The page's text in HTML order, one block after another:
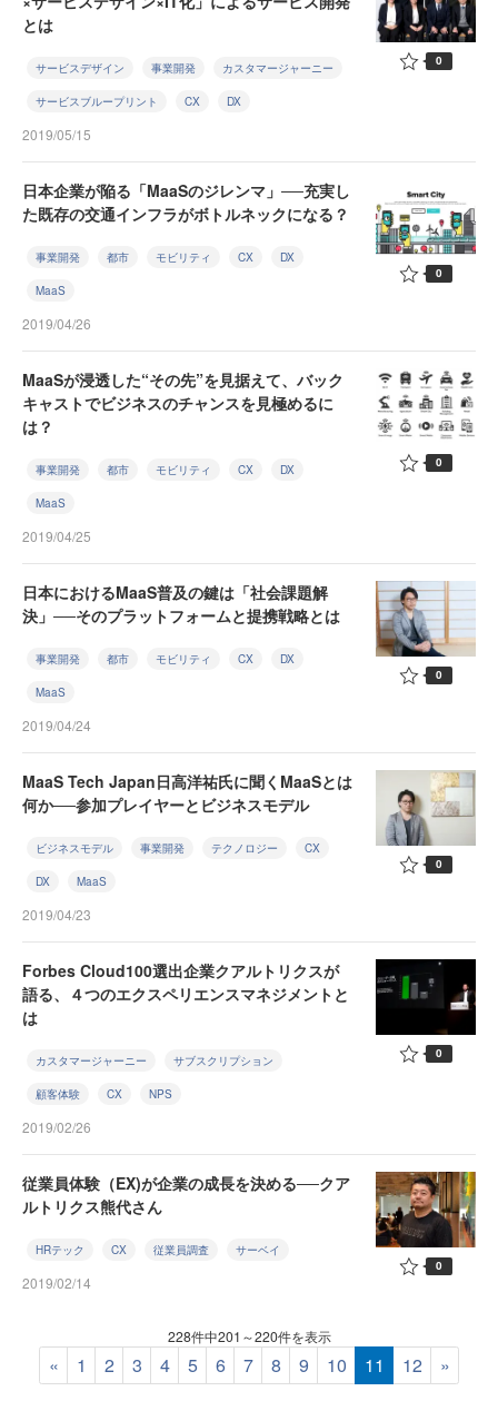
とは
サービスデザイン 事業開発 カスタマージャーニー
サービスブループリント CX DX
2019/05/15
0
日本企業が陥る「MaaSのジレンマ」──充実し
た既存の交通インフラがボトルネックになる？
事業開発 都市 モビリティ CX DX
MaaS
2019/04/26
0
MaaSが浸透した“その先”を見据えて、バック
キャストでビジネスのチャンスを見極めるに
は？
事業開発 都市 モビリティ CX DX
MaaS
2019/04/25
0
日本におけるMaaS普及の鍵は「社会課題解
決」──そのプラットフォームと提携戦略とは
事業開発 都市 モビリティ CX DX
MaaS
2019/04/24
0
MaaS Tech Japan日高洋祐氏に聞くMaaSとは
何か──参加プレイヤーとビジネスモデル
ビジネスモデル 事業開発 テクノロジー CX
DX MaaS
2019/04/23
0
Forbes Cloud100選出企業クアルトリクスが
語る、４つのエクスペリエンスマネジメントと
は
カスタマージャーニー サブスクリプション
顧客体験 CX NPS
2019/02/26
0
従業員体験（EX)が企業の成長を決める──クア
ルトリクス熊代さん
HRテック CX 従業員調査 サーベイ
2019/02/14
0
228件中201～220件を表示
« 1 2 3 4 5 6 7 8 9 10 11 12 »